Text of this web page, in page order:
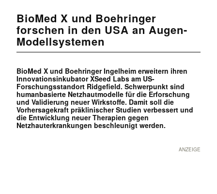
BioMed X und Boehringer
forschen in den USA an Augen-
Modellsystemen
BioMed X und Boehringer Ingelheim erweitern ihren
Innovationsinkubator XSeed Labs am US-
Forschungsstandort Ridgefield. Schwerpunkt sind
humanbasierte Netzhautmodelle für die Erforschung
und Validierung neuer Wirkstoffe. Damit soll die
Vorhersagekraft präklinischer Studien verbessert und
die Entwicklung neuer Therapien gegen
Netzhauterkrankungen beschleunigt werden.
ANZEIGE